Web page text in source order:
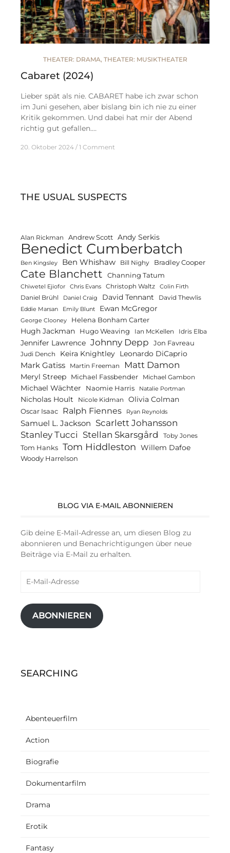
THEATER: DRAMA, THEATER: MUSIKTHEATER
Cabaret (2024)
Lieber spät als nie. CABARET habe ich zwar schon
im Juni gesehen, aber bislang bin ich nie zu einer
Kritik gekommen. Und dabei hat mir der Abend
richtig gut gefallen.…
20. Oktober 2024 1 Comment
THE USUAL SUSPECTS
Alan Rickman Andrew Scott Andy Serkis
Benedict Cumberbatch
Ben Kingsley Ben Whishaw Bill Nighy Bradley Cooper
Cate Blanchett Channing Tatum
Chiwetel Ejiofor Chris Evans Christoph Waltz Colin Firth
Daniel Brühl Daniel Craig David Tennant David Thewlis
Eddie Marsan Emily Blunt Ewan McGregor
George Clooney Helena Bonham Carter
Hugh Jackman Hugo Weaving Ian McKellen Idris Elba
Jennifer Lawrence Johnny Depp Jon Favreau
Judi Dench Keira Knightley Leonardo DiCaprio
Mark Gatiss Martin Freeman Matt Damon
Meryl Streep Michael Fassbender Michael Gambon
Michael Wächter Naomie Harris Natalie Portman
Nicholas Hoult Nicole Kidman Olivia Colman
Oscar Isaac Ralph Fiennes Ryan Reynolds
Samuel L. Jackson Scarlett Johansson
Stanley Tucci Stellan Skarsgård Toby Jones
Tom Hanks Tom Hiddleston Willem Dafoe
Woody Harrelson
BLOG VIA E-MAIL ABONNIEREN
Gib deine E-Mail-Adresse an, um diesen Blog zu
abonnieren und Benachrichtigungen über neue
Beiträge via E-Mail zu erhalten.
Mail-
ABONNIEREN
SEARCHING
Abenteuerfilm
Action
Biografie
Dokumentarfilm
Drama
Erotik
Fantasy